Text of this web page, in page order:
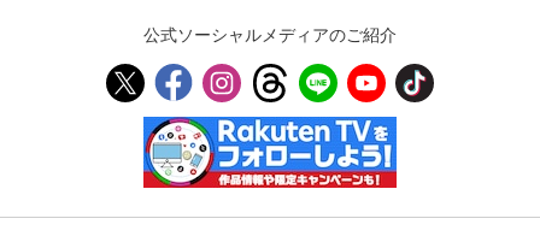
公式ソーシャルメディアのご紹介